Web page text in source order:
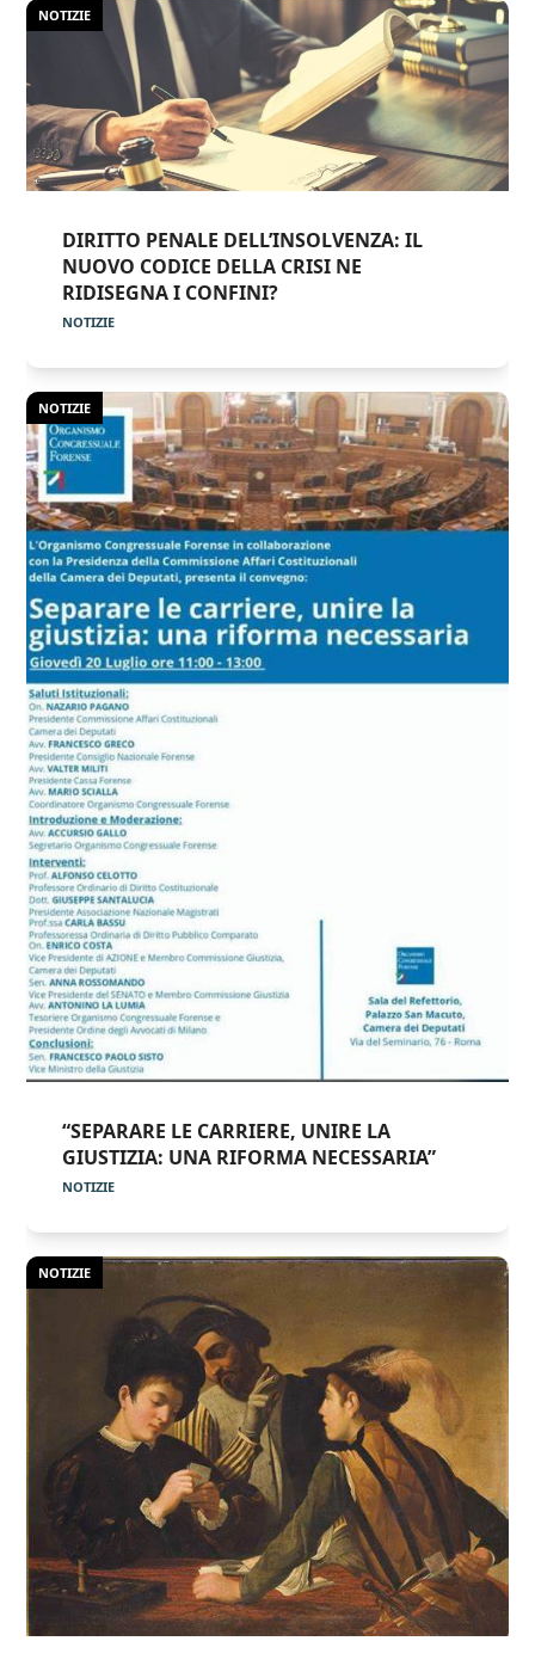
NOTIZIE
DIRITTO PENALE DELL’INSOLVENZA: IL
NUOVO CODICE DELLA CRISI NE
RIDISEGNA I CONFINI?
NOTIZIE
NOTIZIE
“SEPARARE LE CARRIERE, UNIRE LA
GIUSTIZIA: UNA RIFORMA NECESSARIA”
NOTIZIE
NOTIZIE